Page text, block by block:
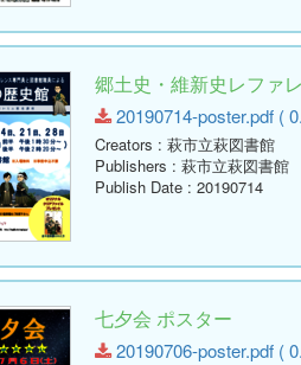
郷土史・維新史レファ
20190714-poster.pdf (
Creators : 萩市立萩図書館
Publishers : 萩市立萩図書館
Publish Date : 20190714
七夕会 ポスター
20190706-poster.pdf (